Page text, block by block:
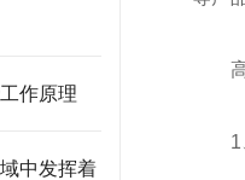
作原理
中发挥着
高
1、